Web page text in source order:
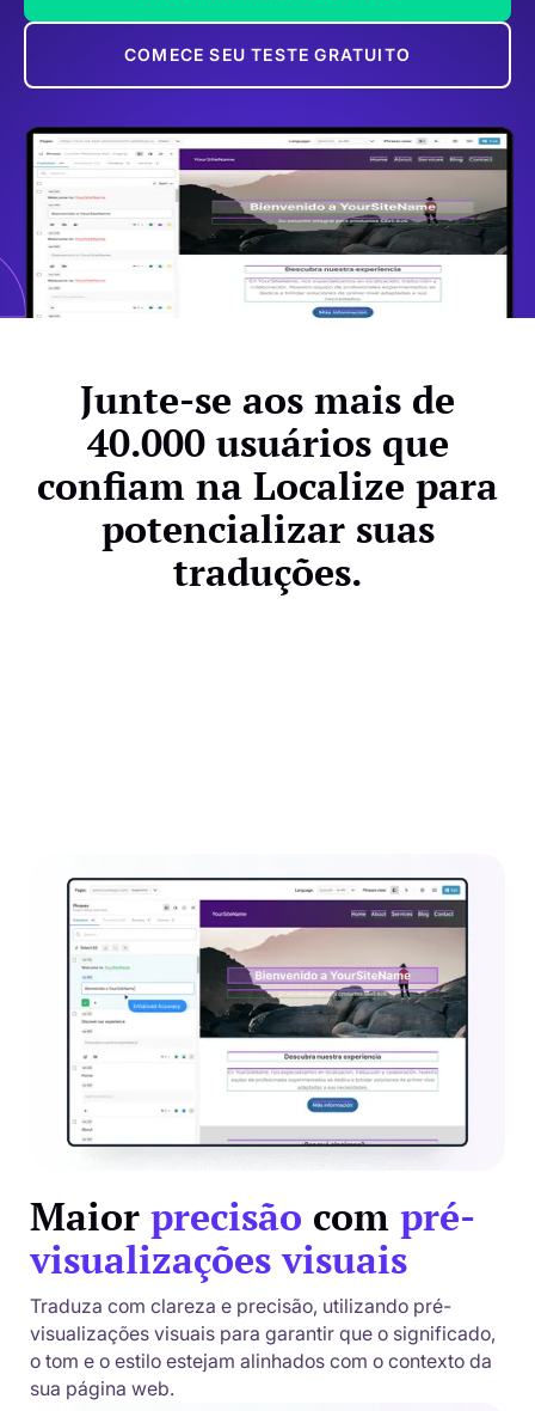
COMECE SEU TESTE GRATUITO
Junte-se aos mais de
40.000 usuários que
confiam na Localize para
potencializar suas
traduções.
Maior precisão com pré-
visualizações visuais
Traduza com clareza e precisão, utilizando pré-
visualizações visuais para garantir que o significado,
o tom e o estilo estejam alinhados com o contexto da
sua página web.